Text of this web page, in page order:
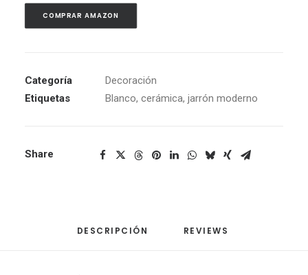
COMPRAR AMAZON
Categoría
Decoración
Etiquetas
Blanco, cerámica, jarrón moderno
Share
DESCRIPCIÓN REVIEWS